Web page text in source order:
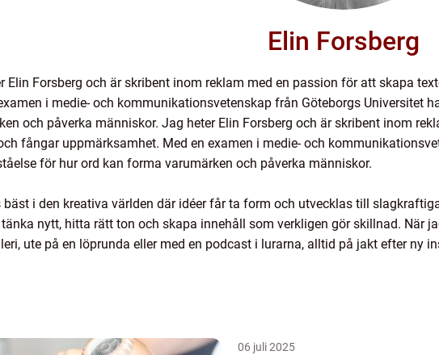
Elin Forsberg
Elin Forsberg och är skribent inom reklam med en passion för att skapa
i medie- och kommunikationsvetenskap från Göteborgs Universitet
och påverka människor. Jag heter Elin Forsberg och är skribent inom
fångar uppmärksamhet. Med en examen i medie- och
för hur ord kan forma varumärken och påverka människor.
i den kreativa världen där idéer får ta form och utvecklas till
nytt, hitta rätt ton och skapa innehåll som verkligen gör skillnad. När
ute på en löprunda eller med en podcast i lurarna, alltid på jakt efter ny
06 juli 2025